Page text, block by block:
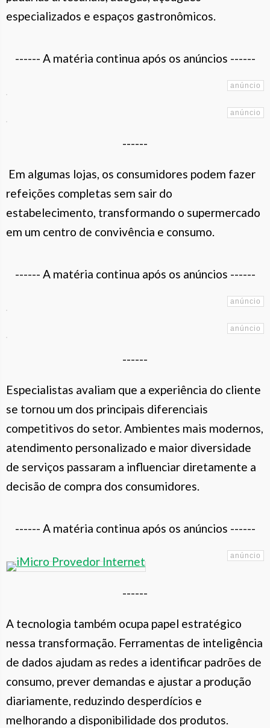
especializados e espaços gastronômicos.
------ A matéria continua após os anúncios ------
------
Em algumas lojas, os consumidores podem fazer
refeições completas sem sair do
estabelecimento, transformando o supermercado
em um centro de convivência e consumo.
------ A matéria continua após os anúncios ------
------
Especialistas avaliam que a experiência do cliente
se tornou um dos principais diferenciais
competitivos do setor. Ambientes mais modernos,
atendimento personalizado e maior diversidade
de serviços passaram a influenciar diretamente a
decisão de compra dos consumidores.
------ A matéria continua após os anúncios ------
------
A tecnologia também ocupa papel estratégico
nessa transformação. Ferramentas de inteligência
de dados ajudam as redes a identificar padrões de
consumo, prever demandas e ajustar a produção
diariamente, reduzindo desperdícios e
melhorando a disponibilidade dos produtos.